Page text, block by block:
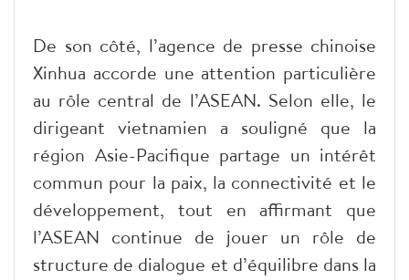
De son côté, l’agence de presse chinoise
Xinhua accorde une attention particulière
au rôle central de l’ASEAN. Selon elle, le
dirigeant vietnamien a souligné que la
région Asie-Pacifique partage un intérêt
commun pour la paix, la connectivité et le
développement, tout en affirmant que
l’ASEAN continue de jouer un rôle de
structure de dialogue et d’équilibre dans la